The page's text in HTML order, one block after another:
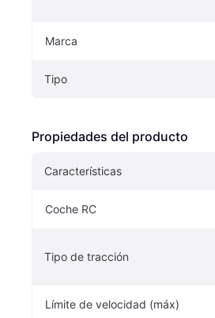
Marca
Tipo
Propiedades del producto
Características
Coche RC
Tipo de tracción
Límite de velocidad (máx)